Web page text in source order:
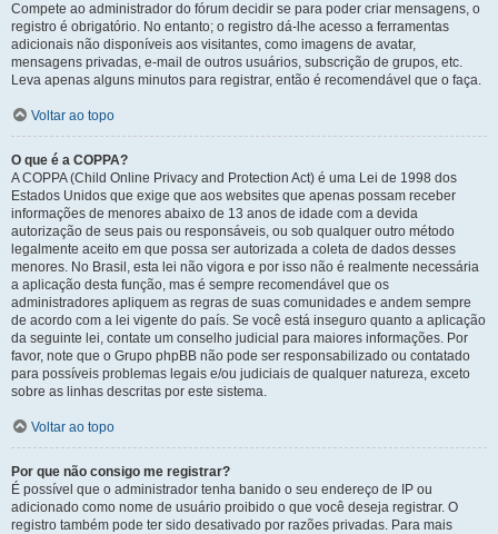
Compete ao administrador do fórum decidir se para poder criar mensagens, o
registro é obrigatório. No entanto; o registro dá-lhe acesso a ferramentas
adicionais não disponíveis aos visitantes, como imagens de avatar,
mensagens privadas, e-mail de outros usuários, subscrição de grupos, etc.
Leva apenas alguns minutos para registrar, então é recomendável que o faça.
Voltar ao topo
O que é a COPPA?
A COPPA (Child Online Privacy and Protection Act) é uma Lei de 1998 dos
Estados Unidos que exige que aos websites que apenas possam receber
informações de menores abaixo de 13 anos de idade com a devida
autorização de seus pais ou responsáveis, ou sob qualquer outro método
legalmente aceito em que possa ser autorizada a coleta de dados desses
menores. No Brasil, esta lei não vigora e por isso não é realmente necessária
a aplicação desta função, mas é sempre recomendável que os
administradores apliquem as regras de suas comunidades e andem sempre
de acordo com a lei vigente do país. Se você está inseguro quanto a aplicação
da seguinte lei, contate um conselho judicial para maiores informações. Por
favor, note que o Grupo phpBB não pode ser responsabilizado ou contatado
para possíveis problemas legais e/ou judiciais de qualquer natureza, exceto
sobre as linhas descritas por este sistema.
Voltar ao topo
Por que não consigo me registrar?
É possível que o administrador tenha banido o seu endereço de IP ou
adicionado como nome de usuário proibido o que você deseja registrar. O
registro também pode ter sido desativado por razões privadas. Para mais